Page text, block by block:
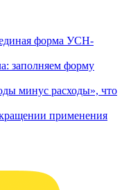
форма УСН-
заполняем форму
минус расходы», что
применения